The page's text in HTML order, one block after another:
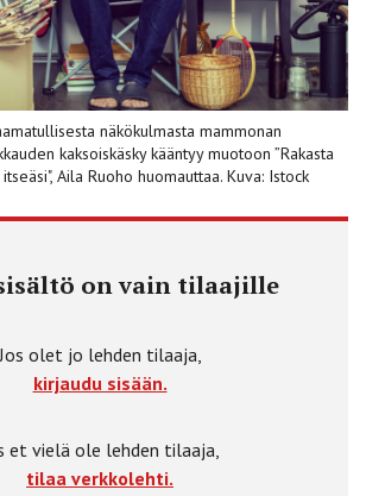
näkökulmasta mammonan
kaksoiskäsky kääntyy muotoon ”Rakasta
Aila Ruoho huomauttaa. Kuva: Istock
on vain tilaajille
olet jo lehden tilaaja,
kirjaudu sisään.
et vielä ole lehden tilaaja,
tilaa verkkolehti.